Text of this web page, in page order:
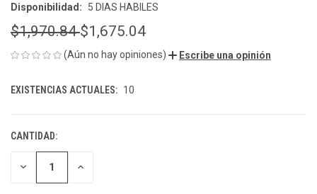
Disponibilidad:
5 DIAS HABILES
$1,970.84$1,675.04
(Aún no hay opiniones) Escribe una opinión
EXISTENCIAS ACTUALES: 10
CANTIDAD:
DISMINUIR
CANTIDAD
AUMENTAR